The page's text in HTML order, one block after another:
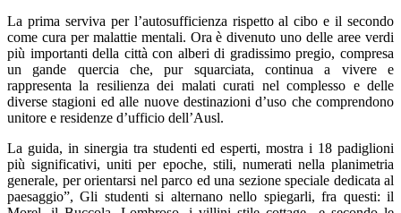
La prima serviva per l’autosufficienza rispetto al cibo e il secondo
come cura per malattie mentali. Ora è divenuto uno delle aree verdi
più importanti della città con alberi di gradissimo pregio, compresa
un gande quercia che, pur squarciata, continua a vivere e
rappresenta la resilienza dei malati curati nel complesso e delle
diverse stagioni ed alle nuove destinazioni d’uso che comprendono
unitore e residenze d’ufficio dell’Ausl.
La guida, in sinergia tra studenti ed esperti, mostra i 18 padiglioni
più significativi, uniti per epoche, stili, numerati nella planimetria
generale, per orientarsi nel parco ed una sezione speciale dedicata al
paesaggio”, Gli studenti si alternano nello spiegarli, fra questi: il